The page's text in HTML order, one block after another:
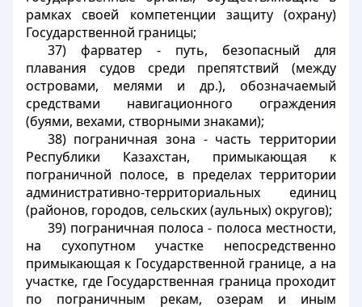
рамках своей компетенции защиту (охрану)
Государственной границы;
37) фарватер - путь, безопасный для
плавания судов среди препятствий (между
островами, мелями и др.), обозначаемый
средствами навигационного ограждения
(буями, вехами, створными знаками);
38) пограничная зона - часть территории
Республики Казахстан, примыкающая к
пограничной полосе, в пределах территории
административно-территориальных единиц
(районов, городов, сельских (аульных) округов);
39) пограничная полоса - полоса местности,
на сухопутном участке непосредственно
примыкающая к Государственной границе, а на
участке, где Государственная граница проходит
по пограничным рекам, озерам и иным